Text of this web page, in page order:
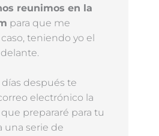
reunimos en la
para que me
teniendo yo el
días después te
electrónico la
prepararé para tu
una serie de